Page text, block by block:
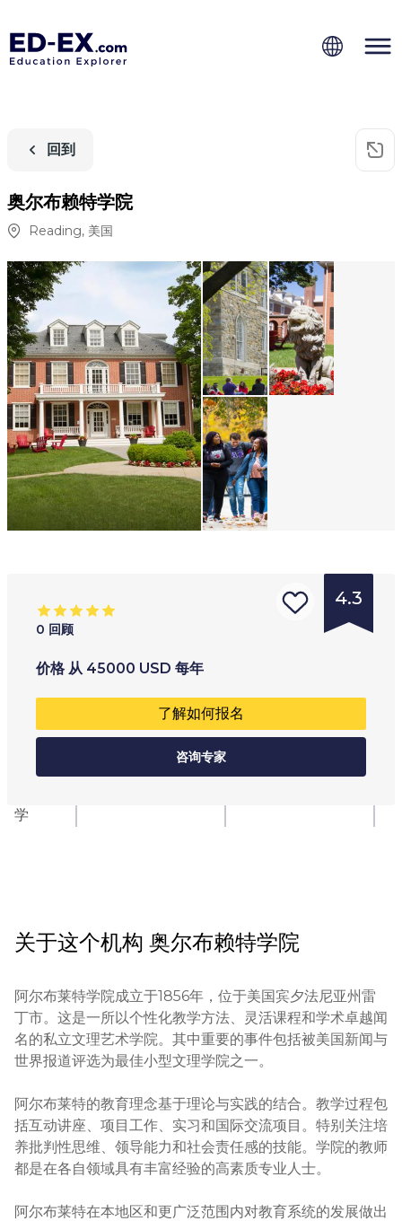
回到
奥尔布赖特学院
Reading, 美国
4.3
0 回顾
价格 从 45000 USD 每年
了解如何报名
咨询专家
学
年龄范围:
17+
全职
兼读制
关于这个机构 奥尔布赖特学院
阿尔布莱特学院成立于1856年，位于美国宾夕法尼亚州雷
丁市。这是一所以个性化教学方法、灵活课程和学术卓越闻
名的私立文理艺术学院。其中重要的事件包括被美国新闻与
世界报道评选为最佳小型文理学院之一。
阿尔布莱特的教育理念基于理论与实践的结合。教学过程包
括互动讲座、项目工作、实习和国际交流项目。特别关注培
养批判性思维、领导能力和社会责任感的技能。学院的教师
都是在各自领域具有丰富经验的高素质专业人士。
阿尔布莱特在本地区和更广泛范围内对教育系统的发展做出